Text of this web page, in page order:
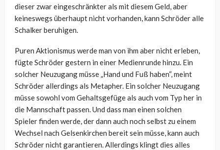
dieser zwar eingeschränkter als mit diesem Geld, aber
keineswegs überhaupt nicht vorhanden, kann Schröder alle
Schalker beruhigen.
Puren Aktionismus werde man von ihm aber nicht erleben,
fügte Schröder gestern in einer Medienrunde hinzu. Ein
solcher Neuzugang müsse „Hand und Fuß haben“, meint
Schröder allerdings als Metapher. Ein solcher Neuzugang
müsse sowohl vom Gehaltsgefüge als auch vom Typ her in
die Mannschaft passen. Und dass man einen solchen
Spieler finden werde, der dann auch noch selbst zu einem
Wechsel nach Gelsenkirchen bereit sein müsse, kann auch
Schröder nicht garantieren. Allerdings klingt dies alles